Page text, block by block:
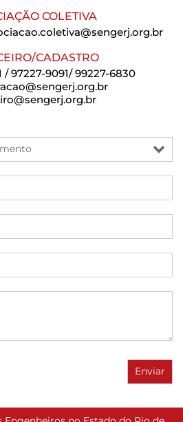
COLETIVA
CADASTRO
/ 97227-9091/ 99227-6830